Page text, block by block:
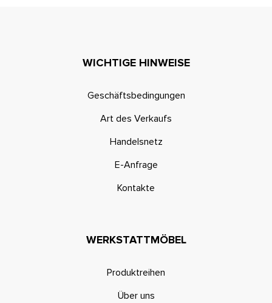
WICHTIGE HINWEISE
Geschäftsbedingungen
Art des Verkaufs
Handelsnetz
E-Anfrage
Kontakte
WERKSTATTMÖBEL
Produktreihen
Über uns